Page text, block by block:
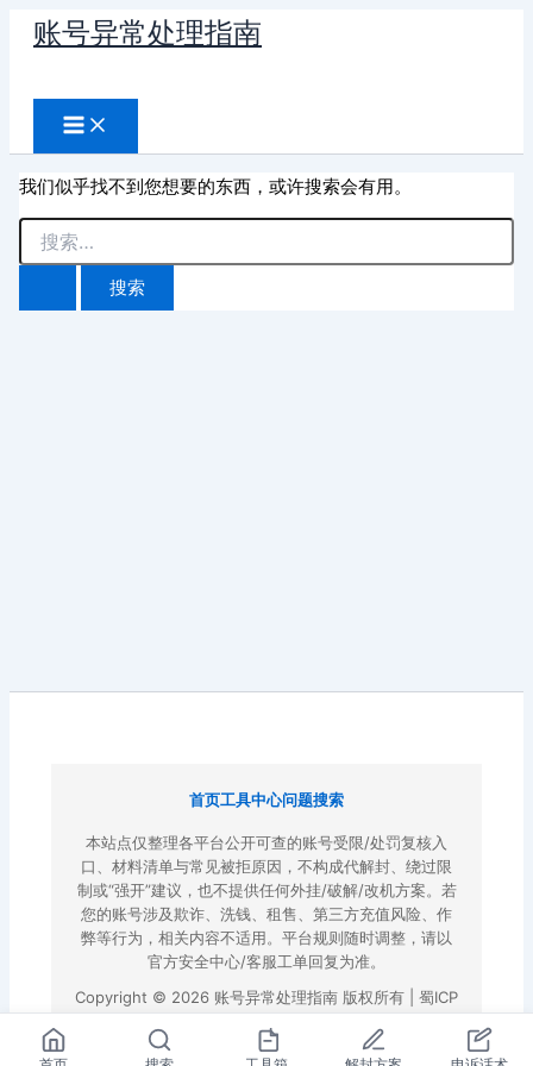
账号异常处理指南
索
我们似乎找不到您想要的东西，或许搜索会有用。
搜
索：
首页工具中心问题搜索
本站点仅整理各平台公开可查的账号受限/处罚复核入
口、材料清单与常见被拒原因，不构成代解封、绕过限
制或“强开”建议，也不提供任何外挂/破解/改机方案。若
您的账号涉及欺诈、洗钱、租售、第三方充值风险、作
弊等行为，相关内容不适用。平台规则随时调整，请以
官方安全中心/客服工单回复为准。
Copyright © 2026 账号异常处理指南 版权所有 | 蜀ICP